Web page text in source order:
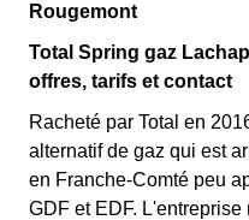
Rougemont
Total Spring gaz
offres, tarifs et contact
Racheté par Total en
alternatif de gaz qui est
en Franche-Comté peu
GDF et EDF.